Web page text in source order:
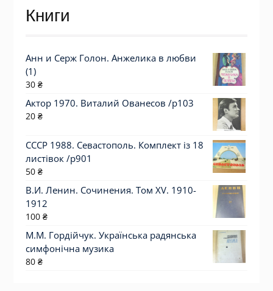
Книги
Анн и Серж Голон. Анжелика в любви
(1)
30 ₴
Актор 1970. Виталий Ованесов /p103
20 ₴
СССР 1988. Севастополь. Комплект із 18
листівок /р901
50 ₴
В.И. Ленин. Сочинения. Том XV. 1910-
1912
100 ₴
М.М. Гордійчук. Українська радянська
симфонічна музика
80 ₴